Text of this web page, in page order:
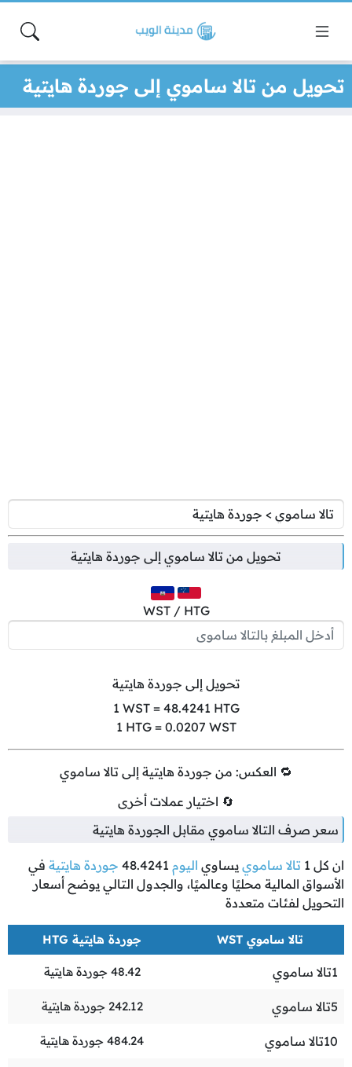
تحويل من تالا ساموي إلى جوردة هايتية
تحويل من تالا ساموي إلى جوردة هايتية
WST / HTG
تحويل إلى جوردة هايتية
1 WST = 48.4241 HTG
1 HTG = 0.0207 WST
🔁 العكس: من جوردة هايتية إلى تالا ساموي
🔄 اختيار عملات أخرى
سعر صرف التالا ساموي مقابل الجوردة هايتية
ان كل 1 تالا ساموي يساوي اليوم 48.4241 جوردة هايتية في
الأسواق المالية محليًا وعالميًا، والجدول التالي يوضح أسعار
التحويل لفئات متعددة
تالا ساموي WST جوردة هايتية HTG
1تالا ساموي 48.42 جوردة هايتية
5تالا ساموي 242.12 جوردة هايتية
10تالا ساموي 484.24 جوردة هايتية